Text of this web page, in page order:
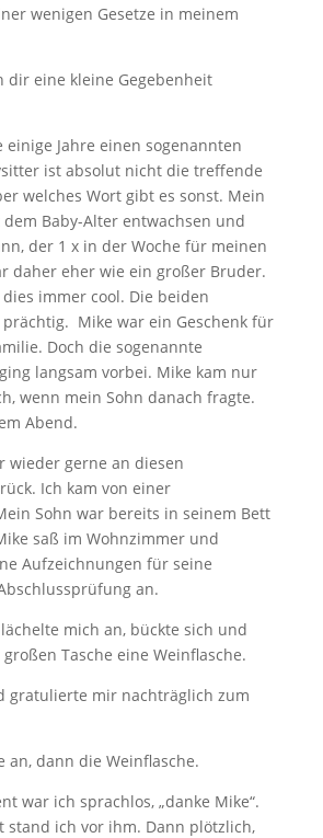
wenigen Gesetze in meinem
dir eine kleine Gegebenheit
einige Jahre einen sogenannten
ist absolut nicht die treffende
welches Wort gibt es sonst. Mein
Baby-Alter entwachsen und
der 1 x in der Woche für meinen
daher eher wie ein großer Bruder.
immer cool. Die beiden
Mike war ein Geschenk für
Doch die sogenannte
langsam vorbei. Mike kam nur
wenn mein Sohn danach fragte.
Abend.
wieder gerne an diesen
Ich kam von einer
Sohn war bereits in seinem Bett
saß im Wohnzimmer und
Aufzeichnungen für seine
an.
lächelte mich an, bückte sich und
Tasche eine Weinflasche.
gratulierte mir nachträglich zum
an, dann die Weinflasche.
war ich sprachlos, „danke Mike“.
stand ich vor ihm. Dann plötzlich,